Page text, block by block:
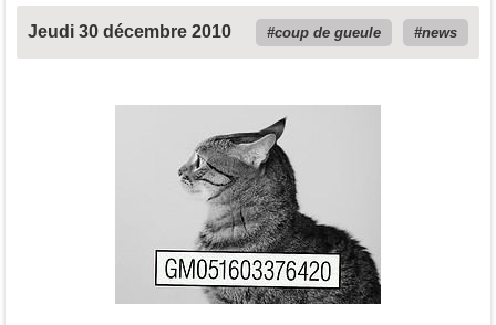
Jeudi 30 décembre 2010 coup de gueule news